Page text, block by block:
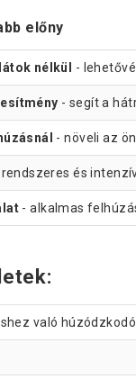
előny
nélkül -
- segít a
- növeli az
rendszeres és
- alkalmas
való